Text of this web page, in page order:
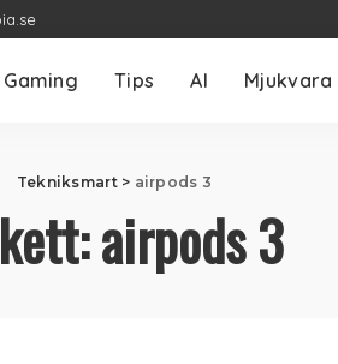
Gaming Tips AI Mjukvara
Tekniksmart> airpods 3
airpods 3